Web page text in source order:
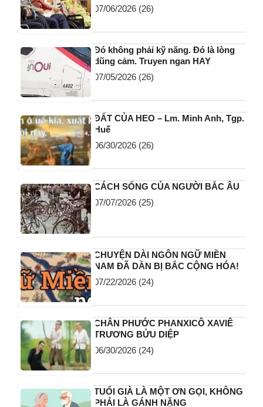
07/06/2026 (26)
Đó không phải kỹ năng. Đó là lòng
dũng cảm. Truyen ngan HAY
07/05/2026 (26)
ĐẤT CỦA HEO – Lm. Minh Anh, Tgp.
Huế
06/30/2026 (26)
CÁCH SỐNG CỦA NGƯỜI BẮC ÂU
07/07/2026 (25)
CHUYỆN DÀI NGÔN NGỮ MIỀN
NAM ĐÃ DẦN BỊ BẮC CỘNG HÓA!
07/22/2026 (24)
CHÂN PHƯỚC PHANXICÔ XAVIÊ
TRƯƠNG BỬU DIỆP
06/30/2026 (24)
TUỔI GIÀ LÀ MỘT ƠN GỌI, KHÔNG
PHẢI LÀ GÁNH NẶNG